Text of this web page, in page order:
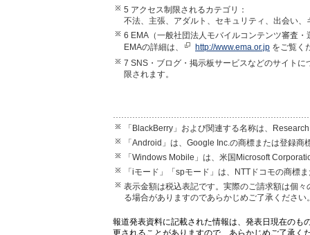
5 アクセス制限されるカテゴリ：
不法、主張、アダルト、セキュリティ、出会い
6 EMA（一般社団法人モバイルコンテンツ審査・
EMAの詳細は、
http://www.ema.or.jp をご覧く
7 SNS・ブログ・掲示板サービスなどのサイト
限されます。
「BlackBerry」および関連する名称は、
「Android」は、Google Inc.の商標または登録商
「Windows Mobile」は、米国Microsoft
「iモード」「spモード」は、NTTドコモの商標
表示金額は税込表記です。実際のご請求額は個
る場合がありますのであらかじめご了承ください
報道発表資料に記載された情報は、発表日現在のも
更されることがありますので、あらかじめご了承く